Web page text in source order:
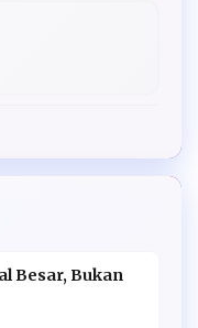
Besar, Bukan